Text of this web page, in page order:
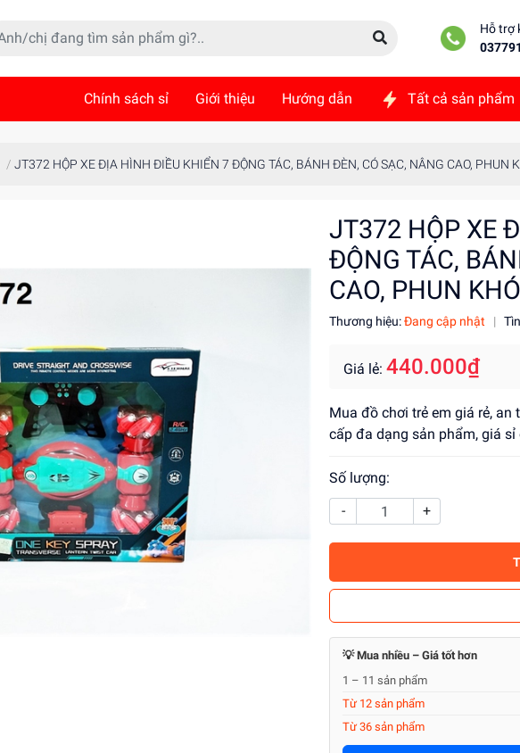
Hỗ trợ
Chính sách sỉ Giới thiệu Hướng dẫn Tất cả sản phẩm
/ JT372 HỘP XE ĐỊA HÌNH ĐIỀU KHIỂN 7 ĐỘNG TÁC, BÁNH ĐÈN, CÓ SẠC, NÂNG CAO, PHUN
JT372 HỘP XE
ĐỘNG TÁC,
CAO, PHUN
Thương hiệu:Đang cập nhật |
Giá lẻ: 440.000₫
Mua đồ chơi trẻ em giá rẻ,
cấp đa dạng sản phẩm, giá
Số lượng:
-
+
💡 Mua nhiều – Giá tốt hơn
1 – 11 sản phẩm
Từ 12 sản phẩm
Từ 36 sản phẩm